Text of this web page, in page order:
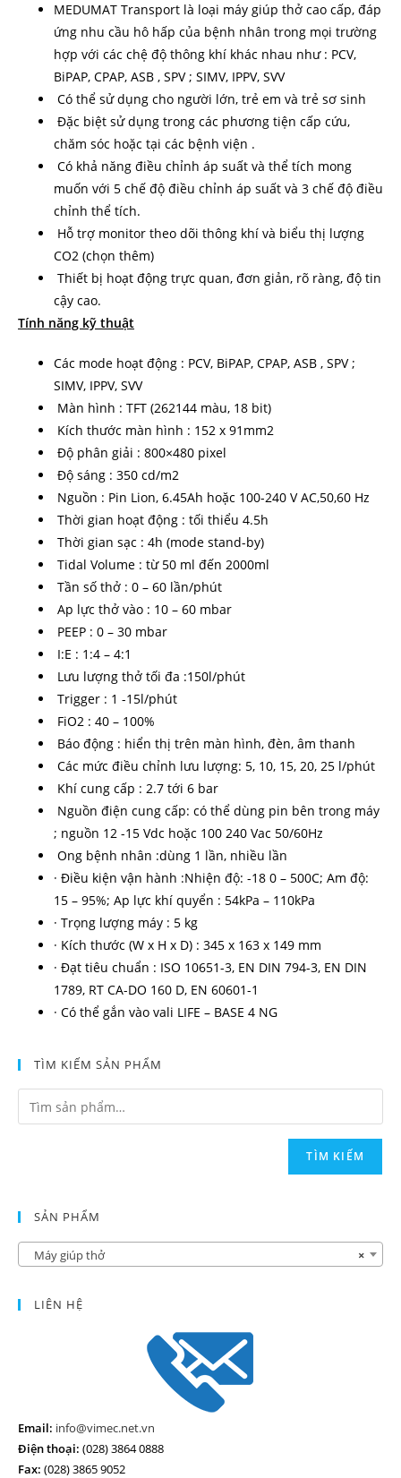
MEDUMAT Transport là loại máy giúp thở cao cấp, đáp
ứng nhu cầu hô hấp của bệnh nhân trong mọi trường
hợp với các chệ độ thông khí khác nhau như : PCV,
BiPAP, CPAP, ASB , SPV ; SIMV, IPPV, SVV
Có thể sử dụng cho người lớn, trẻ em và trẻ sơ sinh
Đặc biệt sử dụng trong các phương tiện cấp cứu,
chăm sóc hoặc tại các bệnh viện .
Có khả năng điều chỉnh áp suất và thể tích mong
muốn với 5 chế độ điều chỉnh áp suất và 3 chế độ điều
chỉnh thể tích.
Hỗ trợ monitor theo dõi thông khí và biểu thị lượng
CO2 (chọn thêm)
Thiết bị hoạt động trực quan, đơn giản, rõ ràng, độ tin
cậy cao.
Tính năng kỹ thuật
Các mode hoạt động : PCV, BiPAP, CPAP, ASB , SPV ;
SIMV, IPPV, SVV
Màn hình : TFT (262144 màu, 18 bit)
Kích thước màn hình : 152 x 91mm2
Độ phân giải : 800×480 pixel
Độ sáng : 350 cd/m2
Nguồn : Pin Lion, 6.45Ah hoặc 100-240 V AC,50,60 Hz
Thời gian hoạt động : tối thiểu 4.5h
Thời gian sạc : 4h (mode stand-by)
Tidal Volume : từ 50 ml đến 2000ml
Tần số thở : 0 – 60 lần/phút
Ap lực thở vào : 10 – 60 mbar
PEEP : 0 – 30 mbar
I:E : 1:4 – 4:1
Lưu lượng thở tối đa :150l/phút
Trigger : 1 -15l/phút
FiO2 : 40 – 100%
Báo động : hiển thị trên màn hình, đèn, âm thanh
Các mức điều chỉnh lưu lượng: 5, 10, 15, 20, 25 l/phút
Khí cung cấp : 2.7 tới 6 bar
Nguồn điện cung cấp: có thể dùng pin bên trong máy
; nguồn 12 -15 Vdc hoặc 100 240 Vac 50/60Hz
Ong bệnh nhân :dùng 1 lần, nhiều lần
· Điều kiện vận hành :Nhiện độ: -18 0 – 500C; Am độ:
15 – 95%; Ap lực khí quyển : 54kPa – 110kPa
· Trọng lượng máy : 5 kg
· Kích thước (W x H x D) : 345 x 163 x 149 mm
· Đạt tiêu chuẩn : ISO 10651-3, EN DIN 794-3, EN DIN
1789, RT CA-DO 160 D, EN 60601-1
· Có thể gắn vào vali LIFE – BASE 4 NG
TÌM KIẾM SẢN PHẨM
TÌM KIẾM
SẢN PHẨM
×
Máy giúp thở
LIÊN HỆ
Email: info@vimec.net.vn
Điện thoại: (028) 3864 0888
Fax: (028) 3865 9052